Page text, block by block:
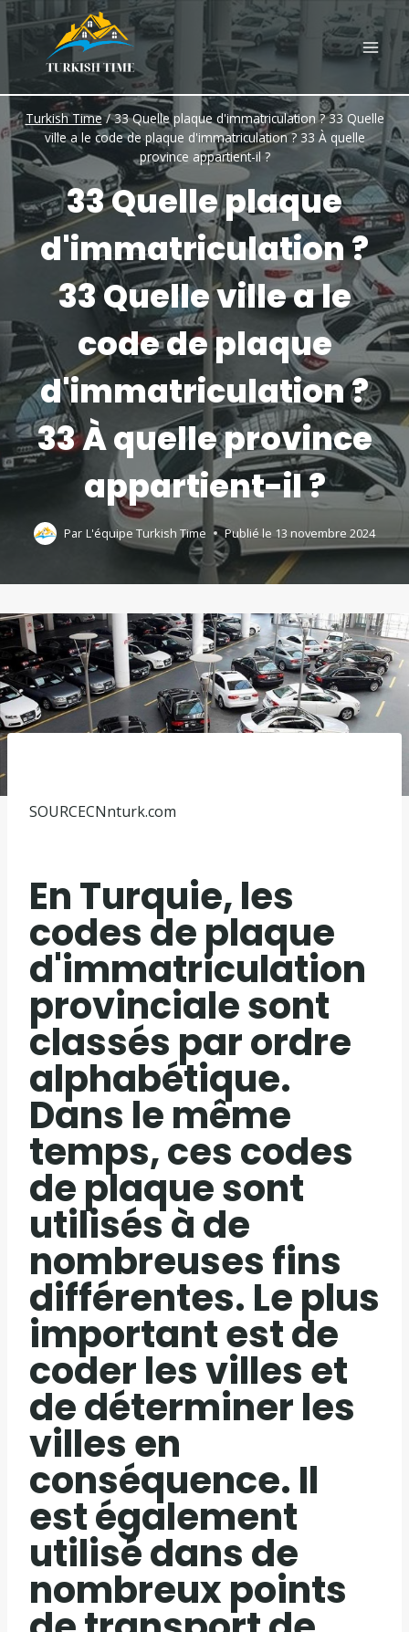
Skip
to
content
Turkish Time/33 Quelle plaque d'immatriculation ? 33 Quelle
ville a le code de plaque d'immatriculation ? 33 À quelle
province appartient-il ?
33 Quelle plaque
d'immatriculation ?
33 Quelle ville a le
code de plaque
d'immatriculation ?
33 À quelle province
appartient-il ?
Par L'équipe Turkish Time Publié le 13 novembre 2024
SOURCECNnturk.com
En Turquie, les
codes de plaque
d'immatriculation
provinciale sont
classés par ordre
alphabétique.
Dans le même
temps, ces codes
de plaque sont
utilisés à de
nombreuses fins
différentes. Le plus
important est de
coder les villes et
de déterminer les
villes en
conséquence. Il
est également
utilisé dans de
nombreux points